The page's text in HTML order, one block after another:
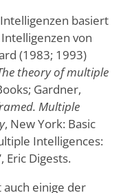
basiert
von
(1983; 1993)
theory of multiple
Gardner,
Multiple
, New York: Basic
Intelligences:
Eric Digests.
einige der